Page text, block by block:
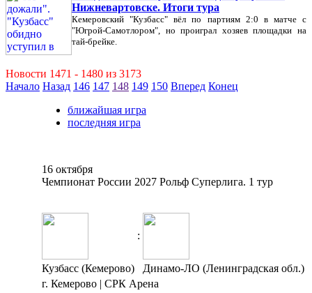
Нижневартовске. Итоги тура
Кемеровский "Кузбасс" вёл по партиям 2:0 в матче с
"Югрой-Самотлором", но проиграл хозяев площадки на
тай-брейке.
Новости 1471 - 1480 из 3173
Начало Назад 146 147 148 149 150 Вперед Конец
ближайшая игра
последняя игра
16 октября
Чемпионат России 2027 Рольф Суперлига. 1 тур
:
Кузбасс (Кемерово)
Динамо-ЛО (Ленинградская обл.)
г. Кемерово | СРК Арена